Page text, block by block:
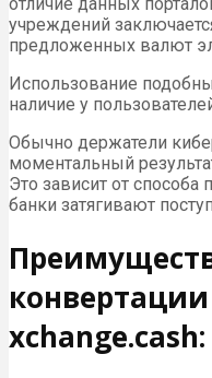
учреждений
предложенных валют
Использование
наличие у
Обычно держатели
моментальный
Это зависит от
банки затягивают
xchange.cash: